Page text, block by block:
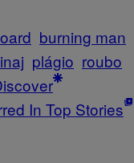
burning man
plágio roubo
In Top Stories